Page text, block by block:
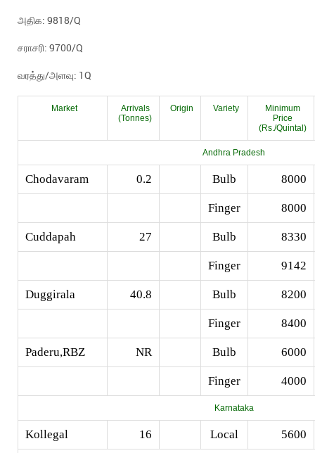
அதிக: 9818/Q
சராசரி: 9700/Q
வரத்து/அளவு: 1Q
Market
Arrivals
(Tonnes)
Origin Variety
Minimum
Price
(Rs./Quintal)
Andhra Pradesh
Chodavaram 0.2 Bulb 8000
Finger 8000
Cuddapah 27 Bulb 8330
Finger 9142
Duggirala 40.8 Bulb 8200
Finger 8400
Paderu,RBZ NR Bulb 6000
Finger 4000
Karnataka
Kollegal 16 Local 5600